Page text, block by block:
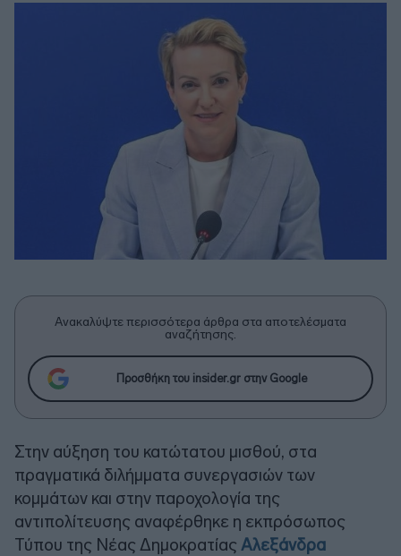
Ανακαλύψτε περισσότερα άρθρα στα αποτελέσματα
αναζήτησης.
Προσθήκη του insider.gr στην Google
Στην αύξηση του κατώτατου μισθού, στα
πραγματικά διλήμματα συνεργασιών των
κομμάτων και στην παροχολογία της
αντιπολίτευσης αναφέρθηκε η εκπρόσωπος
Τύπου της Νέας Δημοκρατίας Αλεξάνδρα